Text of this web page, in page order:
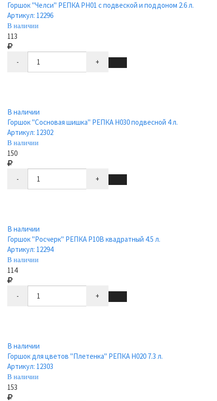
Горшок "Челси" РЕПКА РН01 с подвеской и поддоном 2.6 л.
Артикул: 12296
В наличии
113
- +
В наличии
Горшок "Сосновая шишка" РЕПКА Н030 подвесной 4 л.
Артикул: 12302
В наличии
150
- +
В наличии
Горшок "Росчерк" РЕПКА Р10В квадратный 4.5 л.
Артикул: 12294
В наличии
114
- +
В наличии
Горшок для цветов "Плетенка" РЕПКА Н020 7.3 л.
Артикул: 12303
В наличии
153